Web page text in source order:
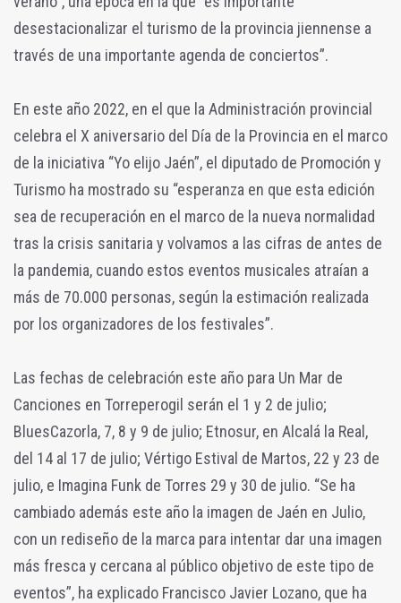
desestacionalizar el turismo de la provincia jiennense a
través de una importante agenda de conciertos”.
En este año 2022, en el que la Administración provincial
celebra el X aniversario del Día de la Provincia en el marco
de la iniciativa “Yo elijo Jaén”, el diputado de Promoción y
Turismo ha mostrado su “esperanza en que esta edición
sea de recuperación en el marco de la nueva normalidad
tras la crisis sanitaria y volvamos a las cifras de antes de
la pandemia, cuando estos eventos musicales atraían a
más de 70.000 personas, según la estimación realizada
por los organizadores de los festivales”.
Las fechas de celebración este año para Un Mar de
Canciones en Torreperogil serán el 1 y 2 de julio;
BluesCazorla, 7, 8 y 9 de julio; Etnosur, en Alcalá la Real,
del 14 al 17 de julio; Vértigo Estival de Martos, 22 y 23 de
julio, e Imagina Funk de Torres 29 y 30 de julio. “Se ha
cambiado además este año la imagen de Jaén en Julio,
con un rediseño de la marca para intentar dar una imagen
más fresca y cercana al público objetivo de este tipo de
eventos”, ha explicado Francisco Javier Lozano, que ha